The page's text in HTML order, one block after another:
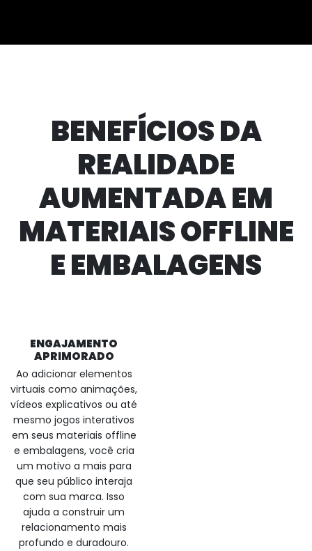
BENEFÍCIOS DA
REALIDADE
AUMENTADA EM
MATERIAIS OFFLINE
E EMBALAGENS
ENGAJAMENTO
APRIMORADO
Ao adicionar elementos
virtuais como animações,
vídeos explicativos ou até
mesmo jogos interativos
em seus materiais offline
e embalagens, você cria
um motivo a mais para
que seu público interaja
com sua marca. Isso
ajuda a construir um
relacionamento mais
profundo e duradouro.